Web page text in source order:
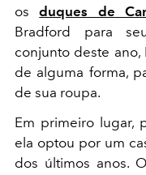
osduques de
Bradford para
conjunto deste
de alguma forma,
de sua roupa.
Em primeiro lugar,
ela optou por um
dos últimos anos.